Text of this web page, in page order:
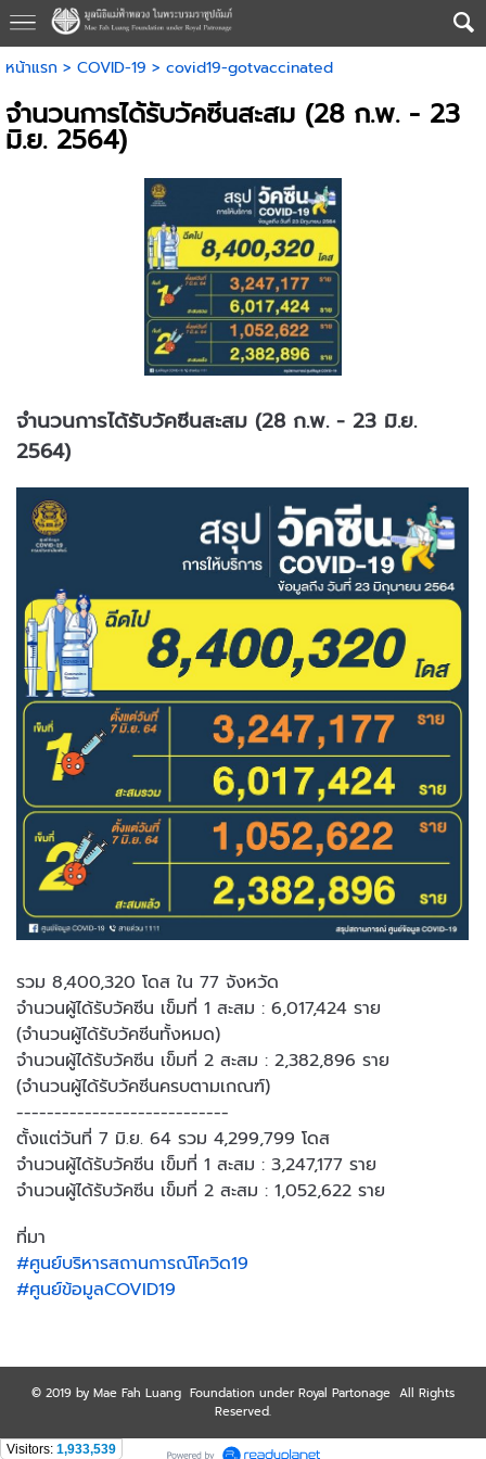
หน้าแรก > COVID-19 > covid19-gotvaccinated
จำนวนการได้รับวัคซีนสะสม (28 ก.พ. - 23
มิ.ย. 2564)
จำนวนการได้รับวัคซีนสะสม (28 ก.พ. - 23 มิ.ย.
2564)
รวม 8,400,320 โดส ใน 77 จังหวัด
จำนวนผู้ได้รับวัคซีน เข็มที่ 1 สะสม : 6,017,424 ราย
(จำนวนผู้ได้รับวัคซีนทั้งหมด)
จำนวนผู้ได้รับวัคซีน เข็มที่ 2 สะสม : 2,382,896 ราย
(จำนวนผู้ได้รับวัคซีนครบตามเกณฑ์)
----------------------------
ตั้งแต่วันที่ 7 มิ.ย. 64 รวม 4,299,799 โดส
จำนวนผู้ได้รับวัคซีน เข็มที่ 1 สะสม : 3,247,177 ราย
จำนวนผู้ได้รับวัคซีน เข็มที่ 2 สะสม : 1,052,622 ราย
ที่มา
#ศูนย์บริหารสถานการณ์โควิด19
#ศูนย์ข้อมูลCOVID19
© 2019 by Mae Fah Luang Foundation under Royal Partonage All Rights
Reserved.
Visitors: 1,933,539